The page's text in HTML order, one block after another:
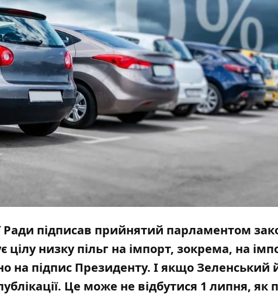
Ради підписав прийнятий парламентом
цілу низку пільг на імпорт, зокрема, на
на підпис Президенту. І якщо Зеленський
Це може не відбутися 1 липня, як